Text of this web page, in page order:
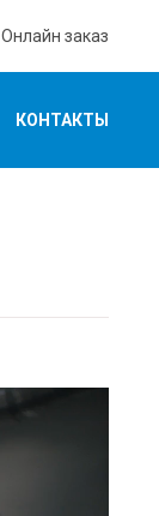
Онлайн заказ
КОНТАКТЫ